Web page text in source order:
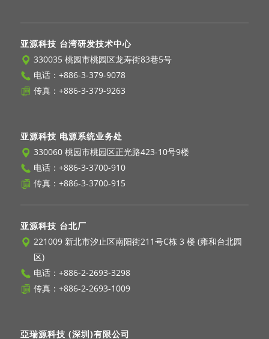
亚源科技 台湾研发技术中心
330035 桃园市桃园区龙寿街83巷5号
电话： +886-3-379-9078
传真：+886-3-379-9263
亚源科技 电源系统业务处
330060 桃园市桃园区正光路423-10号9楼
电话： +886-3-3700-910
传真：+886-3-3700-915
亚源科技 台北厂
221009 新北市汐止区南阳街211号C栋 3 楼 (雍和台北园
区)
电话： +886-2-2693-3298
传真：+886-2-2693-1009
亞瑞源科技 (深圳)有限公司